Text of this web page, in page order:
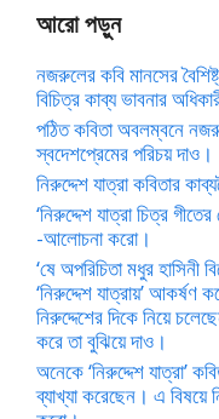
আরো পড়ুন
নজরুলের কবি মানসের
বিচিত্র কাব্য ভাবনার
পঠিত কবিতা অবলম্বনে
স্বদেশপ্রেমের পরিচয় দাও।
নিরুদ্দেশ যাত্রা কবিতার
‘নিরুদ্দেশ যাত্রা চিত্র
-আলোচনা করো।
‘ষে অপরিচিতা মধুর হাসিনী
‘নিরুদ্দেশ যাত্রায়’
নিরুদ্দেশের দিকে নিয়ে
করে তা বুঝিয়ে দাও।
অনেকে ‘নিরুদ্দেশ যাত্রা’
ব্যাখ্যা করেছেন। এ বিষয়ে